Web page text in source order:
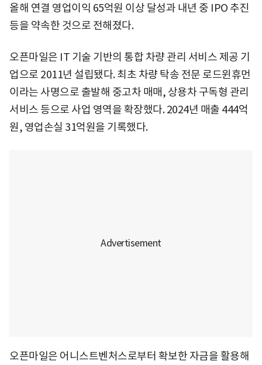
올해 연결 영업이익 65억원 이상 달성과 내년 중 IPO 추진
등을 약속한 것으로 전해졌다.
오픈마일은 IT 기술 기반의 통합 차량 관리 서비스 제공 기
업으로 2011년 설립됐다. 최초 차량 탁송 전문 로드윈휴먼
이라는 사명으로 출발해 중고차 매매, 상용차 구독형 관리
서비스 등으로 사업 영역을 확장했다. 2024년 매출 444억
원, 영업손실 31억원을 기록했다.
오픈마일은 어니스트벤처스로부터 확보한 자금을 활용해